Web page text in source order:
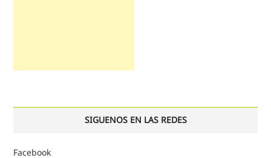
SIGUENOS EN LAS REDES
Facebook